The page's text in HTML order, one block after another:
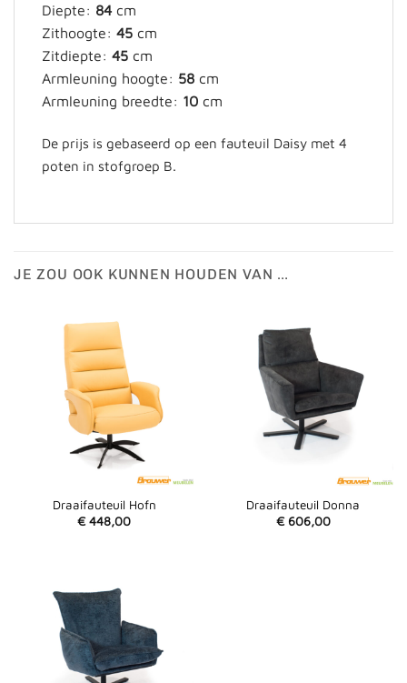
Diepte: 84cm
Zithoogte: 45 cm
Zitdiepte: 45 cm
Armleuning hoogte: 58 cm
Armleuning breedte: 10 cm
De prijs is gebaseerd op een fauteuil Daisy met 4
poten in stofgroep B.
JE ZOU OOK KUNNEN HOUDEN VAN …
Draaifauteuil Hofn
€ 448,00
Draaifauteuil Donna
€606,00